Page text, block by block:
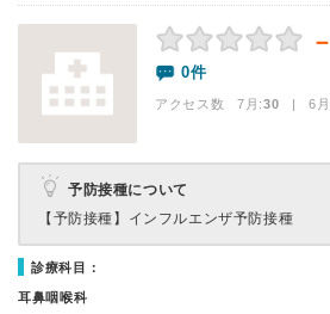
－
0件
アクセス数 7月:30 | 6
予防接種について
【予防接種】 インフルエンザ予防接種
診療科目：
耳鼻咽喉科